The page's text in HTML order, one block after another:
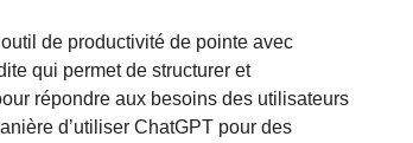
de productivité de pointe avec
qui permet de structurer et
répondre aux besoins des utilisateurs
d’utiliser ChatGPT pour des